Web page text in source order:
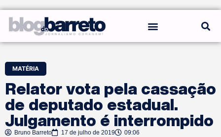
MATÉRIA
Relator vota pela cassação
de deputado estadual.
Julgamento é interrompido
Bruno Barreto 17 de julho de 2019 09:06